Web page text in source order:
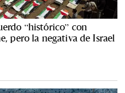
“histórico” con
pero la negativa de Israel